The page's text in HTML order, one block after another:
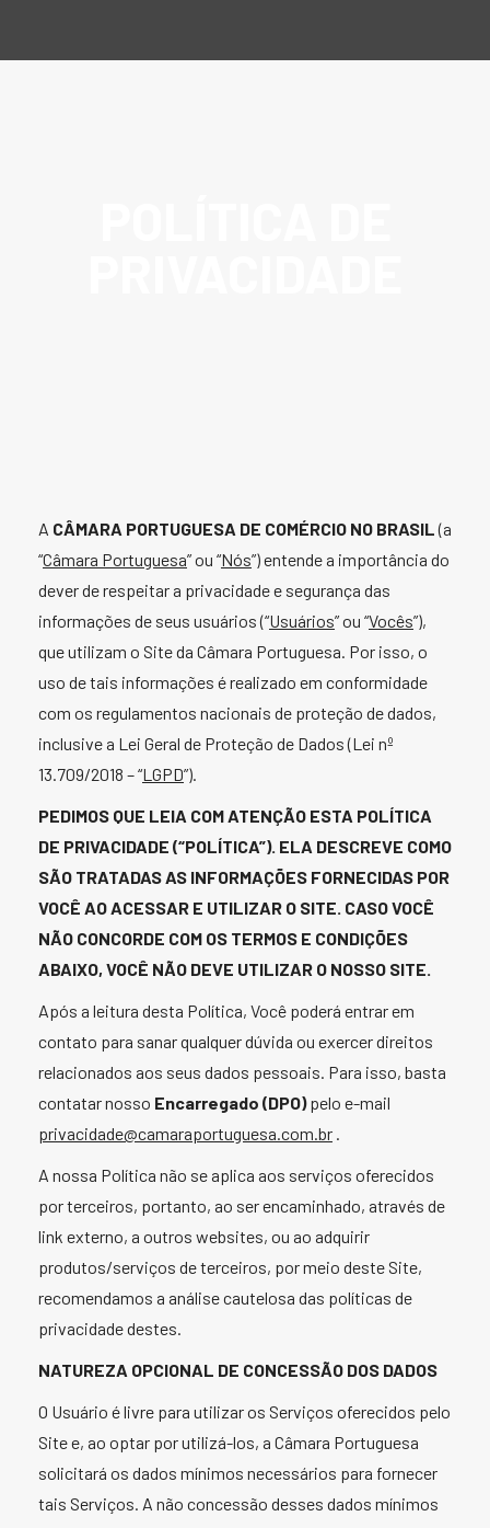
A CÂMARA PORTUGUESA DE COMÉRCIO NO BRASIL(a
“Câmara Portuguesa” ou “Nós”) entende a importância do
dever de respeitar a privacidade e segurança das
informações de seus usuários (“Usuários” ou “Vocês”),
que utilizam o Site da Câmara Portuguesa. Por isso, o
uso de tais informações é realizado em conformidade
com os regulamentos nacionais de proteção de dados,
inclusive a Lei Geral de Proteção de Dados (Lei nº
13.709/2018 – “LGPD”).
PEDIMOS QUE LEIA COM ATENÇÃO ESTA POLÍTICA
DE PRIVACIDADE (“POLÍTICA”). ELA DESCREVE COMO
SÃO TRATADAS AS INFORMAÇÕES FORNECIDAS POR
VOCÊ AO ACESSAR E UTILIZAR O SITE. CASO VOCÊ
NÃO CONCORDE COM OS TERMOS E CONDIÇÕES
ABAIXO, VOCÊ NÃO DEVE UTILIZAR O NOSSO SITE.
Após a leitura desta Política, Você poderá entrar em
contato para sanar qualquer dúvida ou exercer direitos
relacionados aos seus dados pessoais. Para isso, basta
contatar nosso Encarregado (DPO)pelo e-mail
privacidade@camaraportuguesa.com.br .
A nossa Política não se aplica aos serviços oferecidos
por terceiros, portanto, ao ser encaminhado, através de
link externo, a outros websites, ou ao adquirir
produtos/serviços de terceiros, por meio deste Site,
recomendamos a análise cautelosa das políticas de
privacidade destes.
NATUREZA OPCIONAL DE CONCESSÃO DOS DADOS
O Usuário é livre para utilizar os Serviços oferecidos pelo
Site e, ao optar por utilizá-los, a Câmara Portuguesa
solicitará os dados mínimos necessários para fornecer
tais Serviços. A não concessão desses dados mínimos